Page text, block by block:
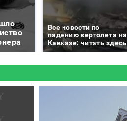
Все новости по
падению вертолета на
Кавказе: читать здесь